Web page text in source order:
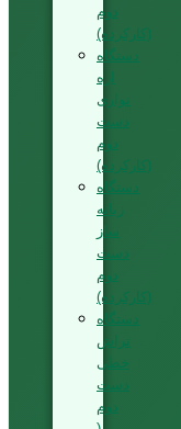
دوم
(کارکرده)
دستگاه
اره
نواری
دست
دوم
(کارکرده)
دستگاه
زبانه
ساز
دست
دوم
(کارکرده)
دستگاه
تراش
خطی
دست
دوم